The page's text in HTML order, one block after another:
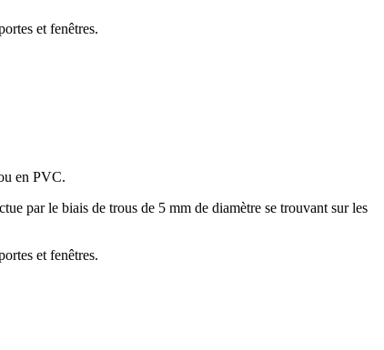
et fenêtres.
en PVC.
par le biais de trous de 5 mm de diamètre se trouvant sur les
et fenêtres.